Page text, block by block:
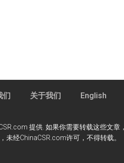
们 关于我们 English
提供. 如果你需要转载这些文
未经ChinaCSR.com许可，不得转载。